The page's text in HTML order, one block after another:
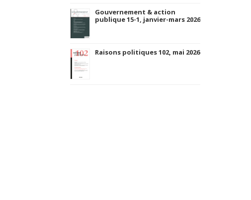
Gouvernement & action
publique 15-1, janvier-mars 2026
Raisons politiques 102, mai 2026